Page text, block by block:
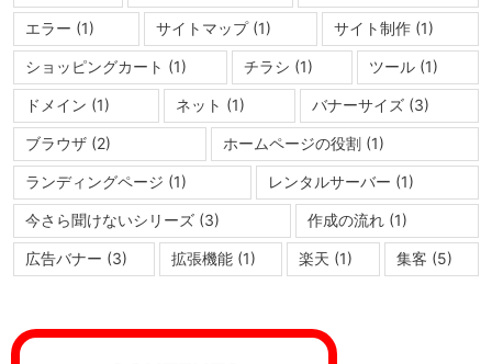
エラー (1) サイトマップ(1) サイト制作(1)
ショッピングカート (1) チラシ (1) ツール (1)
ドメイン (1) ネット (1) バナーサイズ(3)
ブラウザ (2) ホームページの役割(1)
ランディングページ (1) レンタルサーバー (1)
今さら聞けないシリーズ (3) 作成の流れ (1)
広告バナー (3) 拡張機能(1) 楽天 (1) 集客 (5)